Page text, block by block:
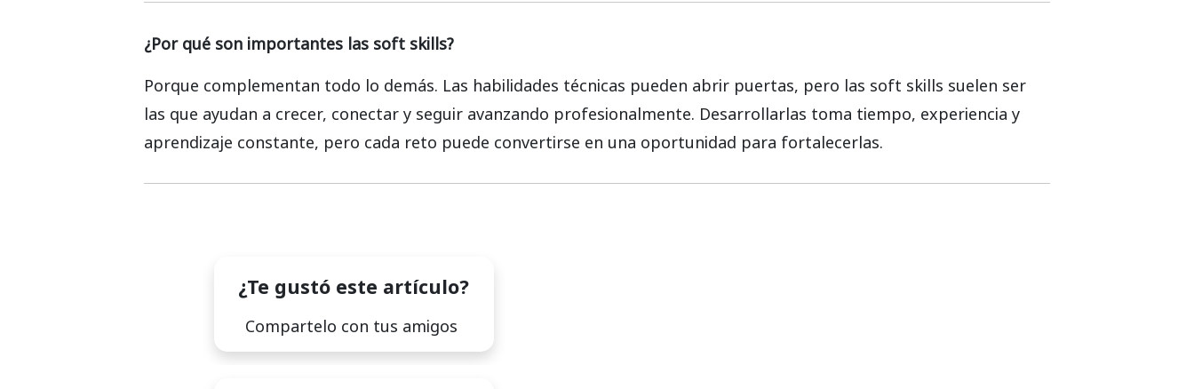
¿Por qué son importantes las soft skills?
Porque complementan todo lo demás. Las habilidades técnicas pueden abrir puertas, pero las soft skills suelen ser
las que ayudan a crecer, conectar y seguir avanzando profesionalmente. Desarrollarlas toma tiempo, experiencia y
aprendizaje constante, pero cada reto puede convertirse en una oportunidad para fortalecerlas.
¿Te gustó este artículo?
Compartelo con tus amigos